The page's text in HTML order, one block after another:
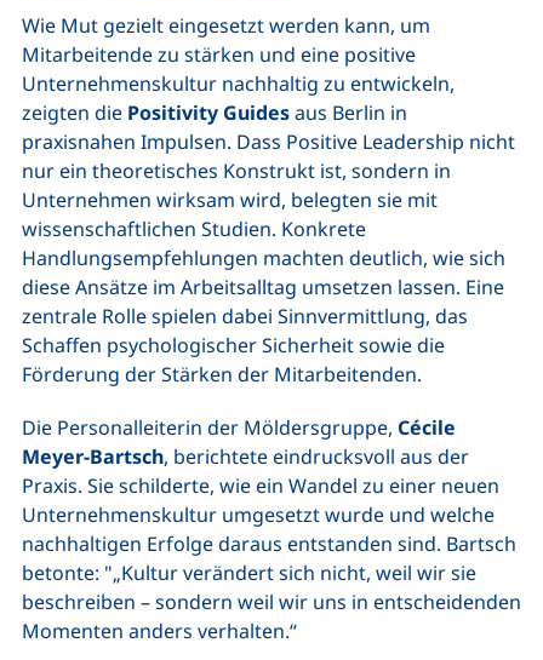
Wie Mut gezielt eingesetzt werden kann, um
Mitarbeitende zu stärken und eine positive
Unternehmenskultur nachhaltig zu entwickeln,
zeigten die Positivity Guidesaus Berlin in
praxisnahen Impulsen. Dass Positive Leadership nicht
nur ein theoretisches Konstrukt ist, sondern in
Unternehmen wirksam wird, belegten sie mit
wissenschaftlichen Studien. Konkrete
Handlungsempfehlungen machten deutlich, wie sich
diese Ansätze im Arbeitsalltag umsetzen lassen. Eine
zentrale Rolle spielen dabei Sinnvermittlung, das
Schaffen psychologischer Sicherheit sowie die
Förderung der Stärken der Mitarbeitenden.
Die Personalleiterin der Möldersgruppe, Cécile
Meyer-Bartsch, berichtete eindrucksvoll aus der
Praxis. Sie schilderte, wie ein Wandel zu einer neuen
Unternehmenskultur umgesetzt wurde und welche
nachhaltigen Erfolge daraus entstanden sind. Bartsch
betonte: "„Kultur verändert sich nicht, weil wir sie
beschreiben – sondern weil wir uns in entscheidenden
Momenten anders verhalten.“